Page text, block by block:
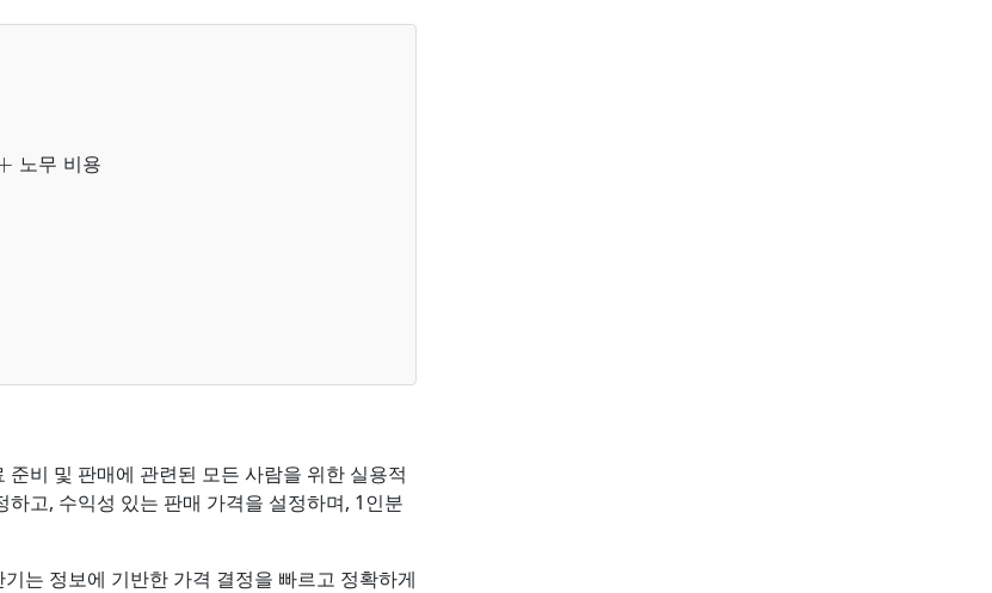
노 비 용
비 및 판매에 관련된 모든 사람을 위한 실용적
고, 수익성 있는 판매 가격을 설정하며, 1인분
는 정보에 기반한 가격 결정을 빠르고 정확하게